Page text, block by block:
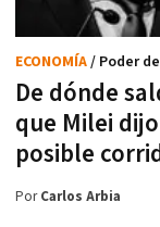
De dónde
que Milei
posible
ECONOMÍA/ Poder
PorCarlos Arbia